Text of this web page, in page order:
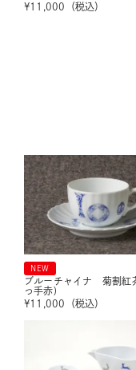
¥11,000 （税込）
NEW
ブルーチャイナ 菊割紅
っ手赤)
¥11,000 （税込）